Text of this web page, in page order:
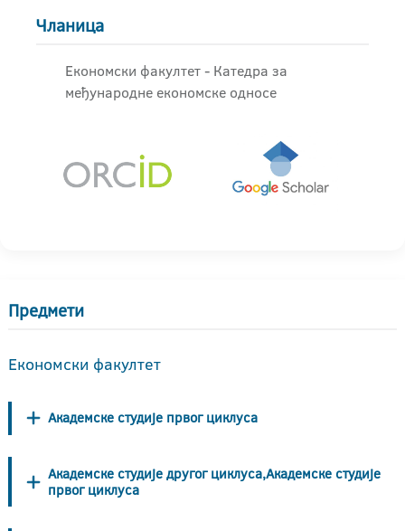
Чланица
Економски факултет - Катедра за
међународне економске односе
Предмети
Економски факултет
Академске студије првог циклуса
Академске студије другог циклуса,Академске студије
првог циклуса